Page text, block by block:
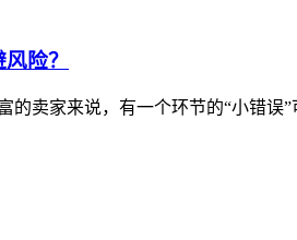
险？
的卖家来说，有一个环节的“小错